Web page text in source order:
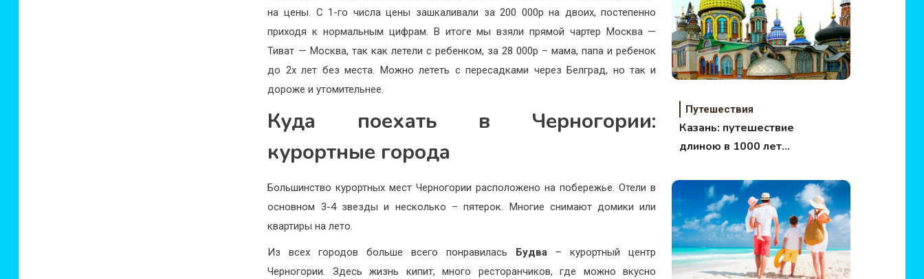
на цены. С 1-го числа цены зашкаливали за 200 000р на двоих, постепенно
приходя к нормальным цифрам. В итоге мы взяли прямой чартер Москва —
Тиват — Москва, так как летели с ребенком, за 28 000р – мама, папа и ребенок
до 2х лет без места. Можно лететь с пересадками через Белград, но так и
дороже и утомительнее.
Куда поехать в Черногории:
курортные города
Большинство курортных мест Черногории расположено на побережье. Отели в
основном 3-4 звезды и несколько – пятерок. Многие снимают домики или
квартиры на лето.
Из всех городов больше всего понравилась Будва – курортный центр
Черногории. Здесь жизнь кипит, много ресторанчиков, где можно вкусно
Путешествия
Казань: путешествие
длиною в 1000 лет